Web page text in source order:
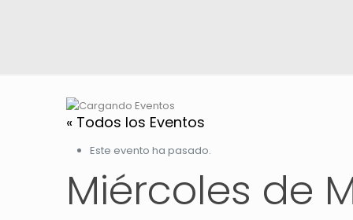
« Todos los Eventos
Este evento ha pasado.
Miércoles de